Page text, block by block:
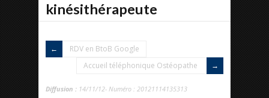
kinésithérapeute
RDV en BtoB Google
Accueil téléphonique Ostéopathe
Diffusion : 14/11/12- Numéro : 20121114135313